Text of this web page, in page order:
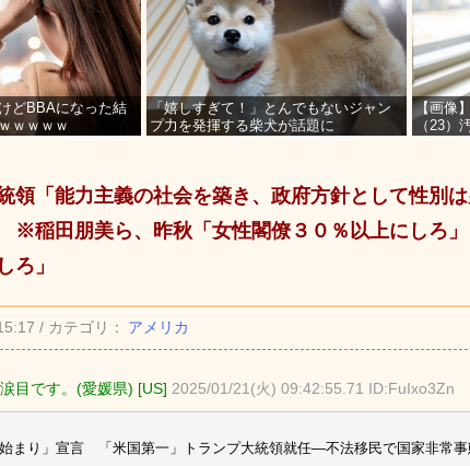
どBBAになった結
ｗｗｗｗ
「嬉しすぎて！」とんでもないジャン
プ力を発揮する柴犬が話題に
【画像
（23）
領「能力主義の社会を築き、政府方針として性別
稲田朋美ら、昨秋「女性閣僚３０％以上にしろ
ろ」
/ カテゴリ： アメリカ
目です。(愛媛県) [US] 2025/01/21(火) 09:42:55.71 ID:FuIxo3Zn
始まり」宣言 「米国第一」トランプ大統領就任―不法移民で国家非常